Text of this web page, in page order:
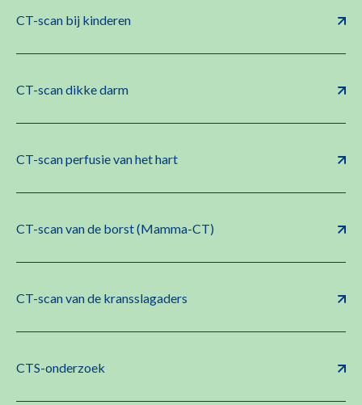
CT-scan bij kinderen
CT-scan dikke darm
CT-scan perfusie van het hart
CT-scan van de borst (Mamma-CT)
CT-scan van de kransslagaders
CTS-onderzoek